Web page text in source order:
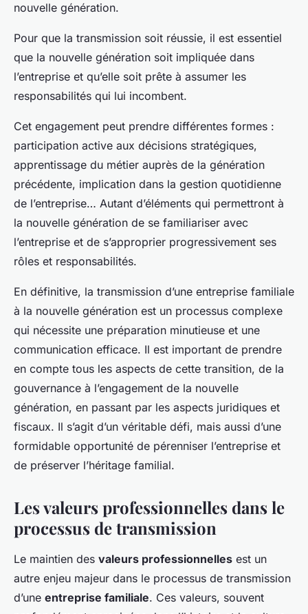
nouvelle génération.
Pour que la transmission soit réussie, il est essentiel
que la nouvelle génération soit impliquée dans
l’entreprise et qu’elle soit prête à assumer les
responsabilités qui lui incombent.
Cet engagement peut prendre différentes formes :
participation active aux décisions stratégiques,
apprentissage du métier auprès de la génération
précédente, implication dans la gestion quotidienne
de l’entreprise… Autant d’éléments qui permettront à
la nouvelle génération de se familiariser avec
l’entreprise et de s’approprier progressivement ses
rôles et responsabilités.
En définitive, la transmission d’une entreprise familiale
à la nouvelle génération est un processus complexe
qui nécessite une préparation minutieuse et une
communication efficace. Il est important de prendre
en compte tous les aspects de cette transition, de la
gouvernance à l’engagement de la nouvelle
génération, en passant par les aspects juridiques et
fiscaux. Il s’agit d’un véritable défi, mais aussi d’une
formidable opportunité de pérenniser l’entreprise et
de préserver l’héritage familial.
Les valeurs professionnelles dans le
processus de transmission
Le maintien des valeurs professionnelles est un
autre enjeu majeur dans le processus de transmission
d’une entreprise familiale. Ces valeurs, souvent